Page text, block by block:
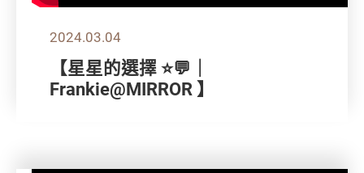
2024.03.04
【星星的選擇 ⭐💬｜
Frankie@MIRROR 】